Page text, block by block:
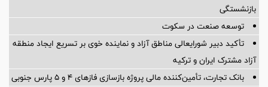
بازنشستگی
توسعه صنعت در سکوت
تأکید دبیر شورایعالی مناطق آزاد و نماینده خوی بر تسریع ایجاد منطقه
آزاد مشترک ایران و ترکیه
بانک تجارت، تأمین‌کننده مالی پروژه بازسازی فازهای ۴ و ۵ پارس جنوبی